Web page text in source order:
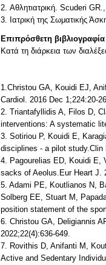
2. Αθλητιατρική. Scuderi
3. Ιατρική της Σωματικής
Επιπρόσθετη βιβλιογραφία
Κατά τη διάρκεια των
1.Christou GA, Kouidi EJ,
Cardiol. 2016 Dec 1;224:20-
2. Triantafyllidis A, Filos D,
interventions: A systematic
3. Sotiriou P, Kouidi E,
disciplines - a pilot study.Clin
4. Pagourelias ED, Kouidi E,
sacks of Aeolus.Eur Heart J.
5. Adami PE, Koutlianos N,
Solberg EE, Stuart M,
position statement of the
6. Christou GA, Deligiannis
2022;22(4):636-649.
7. Rovithis D, Anifanti M,
Active and Sedentary